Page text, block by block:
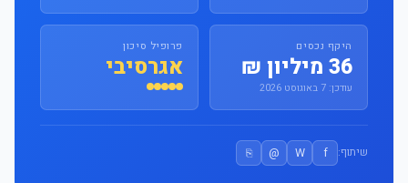
היקף נכסים
36 מיליון ₪
עודכן: 7 באוגוסט 2026
פרופיל סיכון
אגרסיבי
שיתוף: f
W
@
⎘